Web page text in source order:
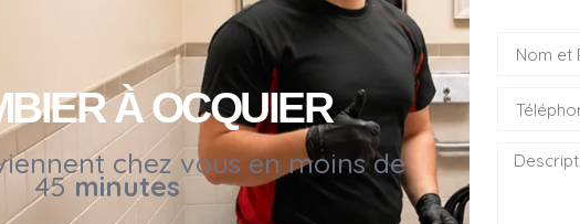
À OCQUIER
chez vous en moins de
45minutes